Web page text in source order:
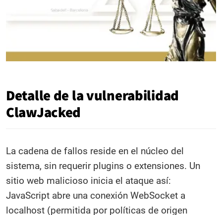
Detalle de la vulnerabilidad
ClawJacked
La cadena de fallos reside en el núcleo del
sistema, sin requerir plugins o extensiones. Un
sitio web malicioso inicia el ataque así:
JavaScript abre una conexión WebSocket a
localhost (permitida por políticas de origen